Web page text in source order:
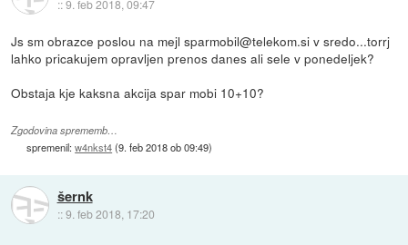
::9. feb 2018, 09:47
Js sm obrazce poslou na mejl sparmobil@telekom.si v sredo...torrj
lahko pricakujem opravljen prenos danes ali sele v ponedeljek?
Obstaja kje kaksna akcija spar mobi 10+10?
Zgodovina sprememb…
spremenil:w4nkst4(9. feb 2018 ob 09:49)
šernk
::9. feb 2018, 17:20